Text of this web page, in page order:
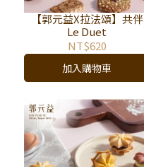
【郭元益X拉法頌】共伴
Le Duet
NT$620
加入購物車